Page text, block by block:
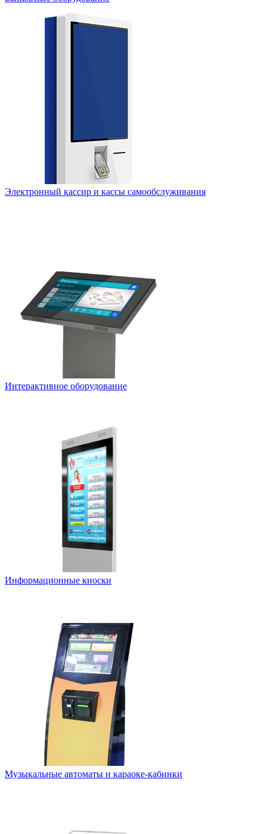
Электронный кассир и кассы самообслуживания
Интерактивное оборудование
Информационные киоски
Музыкальные автоматы и караоке-кабинки